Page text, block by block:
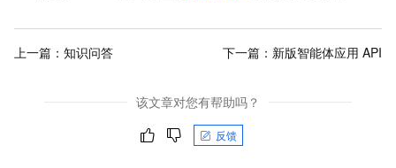
上一篇： 知识问答 下一篇： 新版智能体应用 API
该文章对您有帮助吗？
反馈